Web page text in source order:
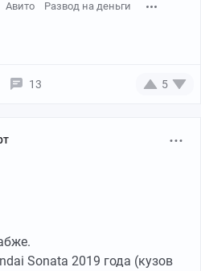
Авито Развод на деньги
13 5
Sonata 2019 года (кузов